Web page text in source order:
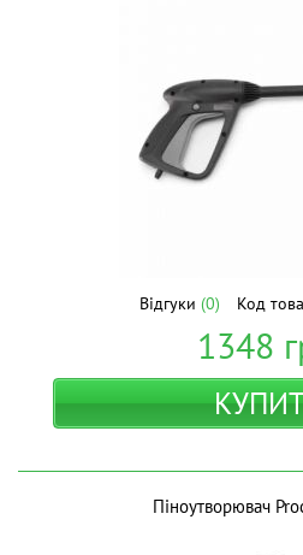
Відгуки (0) Код
1348
Піноутворювач